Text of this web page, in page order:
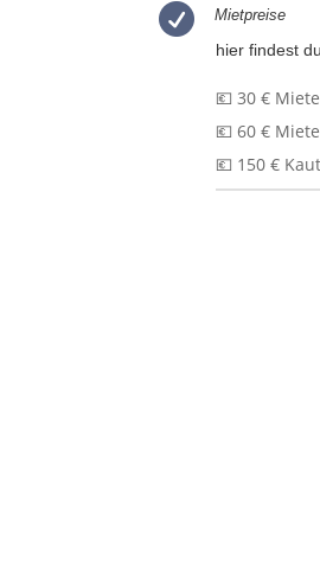
 Mietpreise
hier findest
💶 30 €
💶 60 €
💶 150 €